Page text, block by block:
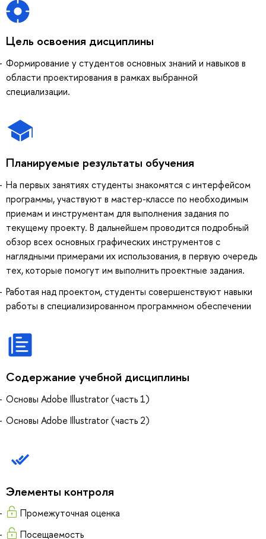
Цель освоения дисциплины
Формирование у студентов основных знаний и навыков в
области проектирования в рамках выбранной
специализации.
Планируемые результаты обучения
На первых занятиях студенты знакомятся с интерфейсом
программы, участвуют в мастер-классе по необходимым
приемам и инструментам для выполнения задания по
текущему проекту. В дальнейшем проводится подробный
обзор всех основных графических инструментов с
наглядными примерами их использования, в первую очередь
тех, которые помогут им выполнить проектные задания.
Работая над проектом, студенты совершенствуют навыки
работы в специализированном программном обеспечении
Содержание учебной дисциплины
Основы Adobe Illustrator (часть 1)
Основы Adobe Illustrator (часть 2)
Элементы контроля
Промежуточная оценка
Посещаемость